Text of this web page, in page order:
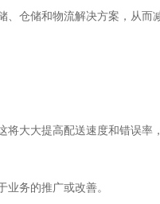
仓储和物流解决方案，从
大大提高配送速度和错误率
务的推广或改善。